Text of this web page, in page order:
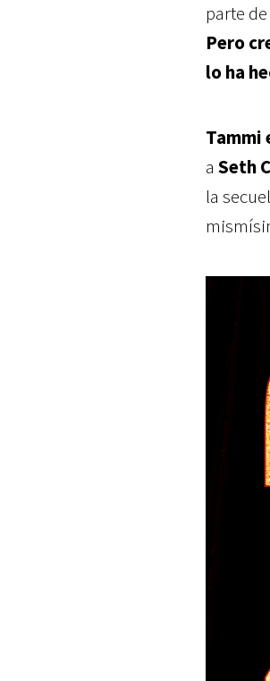
parte
Pero
lo ha
Tammi
a Seth
la